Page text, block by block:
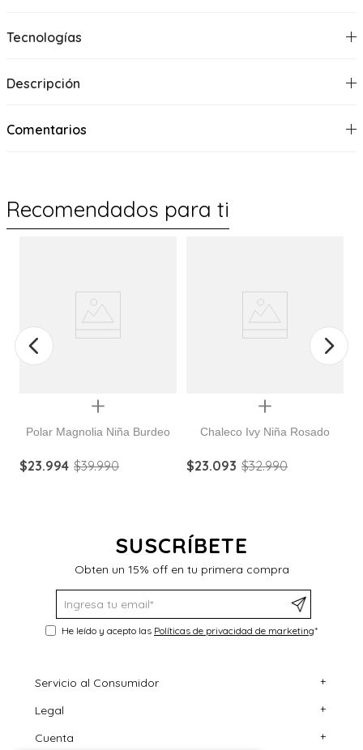
Tecnologías
Descripción
Comentarios
Recomendados para ti
Quickview
Polar Magnolia Niña Burdeo
$23.994 $39.990
Quickview
Chaleco Ivy Niña Rosado
$23.093 $32.990
SUSCRÍBETE
Obten un 15% off en tu primera compra
He leído y acepto las Políticas de privacidad de marketing*
Servicio al Consumidor +
Centro de Ayuda
Contáctanos
Legal +
Términos y Condiciones
Cuenta +